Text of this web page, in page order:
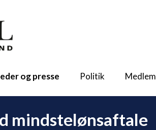
og presse Politik Medlem
mindstelønsaftale